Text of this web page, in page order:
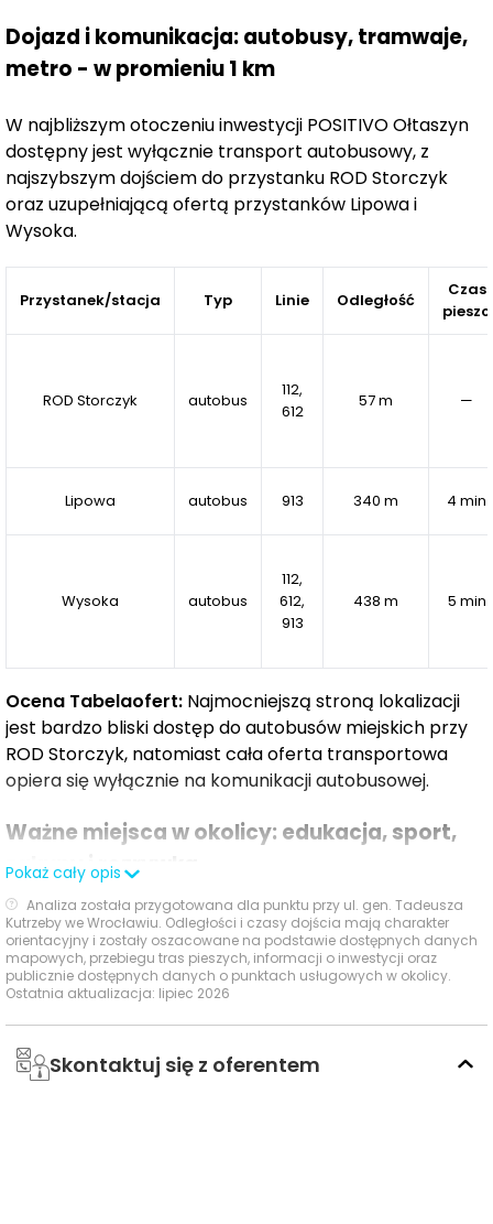
Dojazd i komunikacja: autobusy, tramwaje,
metro - w promieniu 1 km
W najbliższym otoczeniu inwestycji POSITIVO Ołtaszyn
dostępny jest wyłącznie transport autobusowy, z
najszybszym dojściem do przystanku ROD Storczyk
oraz uzupełniającą ofertą przystanków Lipowa i
Wysoka.
Przystanek/stacja Typ Linie Odległość
Czas
pieszo
ROD Storczyk autobus
112,
612
57 m —
Lipowa autobus 913 340 m 4 min
Wysoka autobus
112,
612,
913
438 m 5 min
Ocena Tabelaofert: Najmocniejszą stroną lokalizacji
jest bardzo bliski dostęp do autobusów miejskich przy
ROD Storczyk, natomiast cała oferta transportowa
opiera się wyłącznie na komunikacji autobusowej.
Ważne miejsca w okolicy: edukacja, sport,
zakupy i rozrywka
W najbliższym otoczeniu inwestycji wyróżniają się
wybrane placówki edukacyjne, rekreacyjne i handlowo-
rozrywkowe, które wspierają wygodny, rodzinny styl
życia.
Typ usługi
Nazwa
usługi
Odległość
Pokaż cały opis
Analiza została przygotowana dla punktu przy ul. gen. Tadeusza
Kutrzeby we Wrocławiu. Odległości i czasy dojścia mają charakter
orientacyjny i zostały oszacowane na podstawie dostępnych danych
mapowych, przebiegu tras pieszych, informacji o inwestycji oraz
publicznie dostępnych danych o punktach usługowych w okolicy.
Ostatnia aktualizacja: lipiec 2026
Skontaktuj się z oferentem